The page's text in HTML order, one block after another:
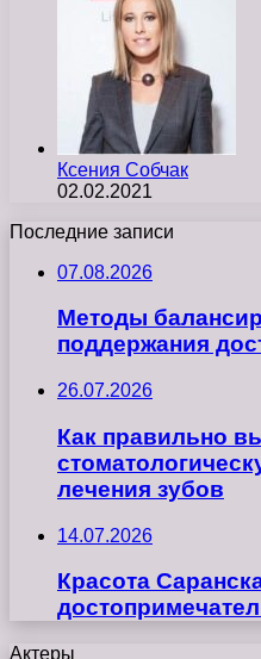
Ксения Собчак
02.02.2021
Последние записи
07.08.2026
Методы
поддержания
26.07.2026
Как правильно
лечения зубов
14.07.2026
Красота
Актеры